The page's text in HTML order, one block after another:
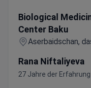
Biological
Center Baku
Aserbaidschan,
Rana Niftaliyeva
27 Jahre der Erfahrung